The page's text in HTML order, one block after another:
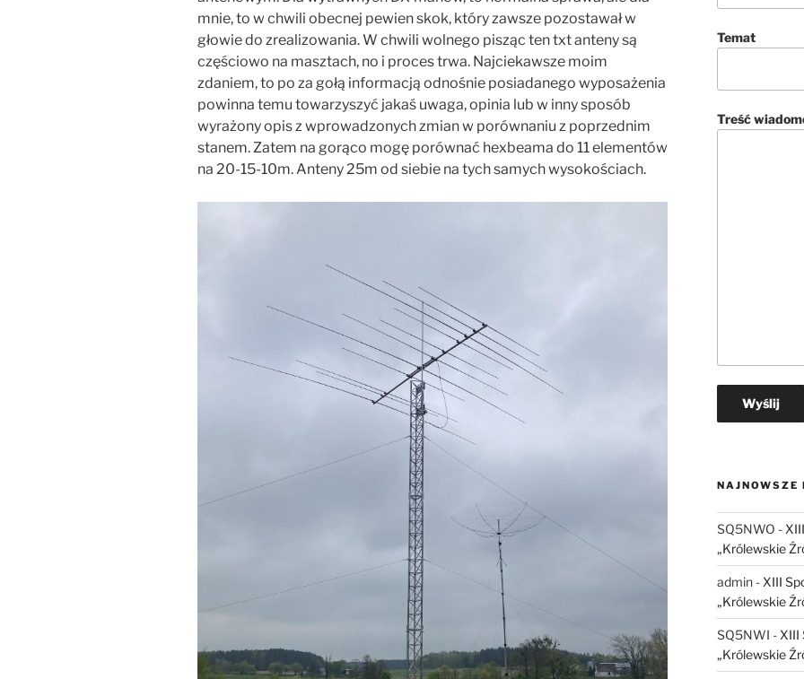
mnie, to w chwili obecnej pewien skok, który zawsze pozostawał w
głowie do zrealizowania. W chwili wolnego pisząc ten txt anteny są
częściowo na masztach, no i proces trwa. Najciekawsze moim
zdaniem, to po za gołą informacją odnośnie posiadanego wyposażenia
powinna temu towarzyszyć jakaś uwaga, opinia lub w inny sposób
wyrażony opis z wprowadzonych zmian w porównaniu z poprzednim
stanem. Zatem na gorąco mogę porównać hexbeama do 11 elementów
na 20-15-10m. Anteny 25m od siebie na tych samych wysokościach.
Temat
Treść
NAJNOWSZE
SQ5NWO -
„Królewskie
admin- XIII
„Królewskie
SQ5NWI - XIII
„Królewskie